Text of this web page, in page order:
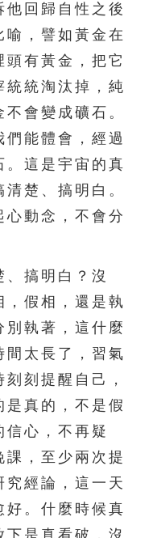
469 470
479 480
484 485
489 490
494 495
499 500
514 515
519 520
524 525
529 530
534 535
544 545
549 550
回歸自性之後
，譬如黃金在
有黃金，把它
統統淘汰掉，純
會變成礦石。
能體會，經過
。這是宇宙的真
楚、搞明白。
動念，不會分
搞明白？沒
假相，還是執
執著，這什麼
間太長了，習氣
刻提醒自己，
是真的，不是假
信心，不再疑
，至少兩次提
經論，這一天
好。什麼時候真